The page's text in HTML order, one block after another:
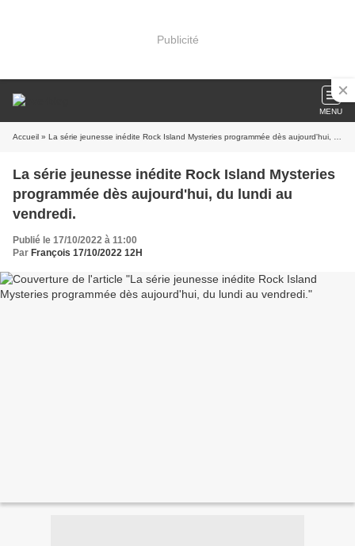
Publicité
MENU
Accueil » La série jeunesse inédite Rock Island Mysteries programmée dès aujourd'hui, du lundi au vendredi.
La série jeunesse inédite Rock Island Mysteries
programmée dès aujourd'hui, du lundi au
vendredi.
Publié le 17/10/2022 à 11:00
Par François 17/10/2022 12H